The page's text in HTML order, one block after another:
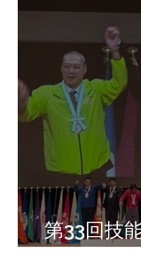
第33回技